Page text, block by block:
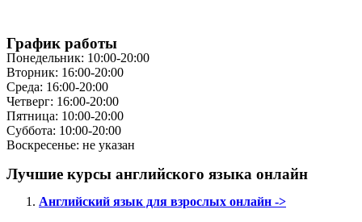
График работы
Понедельник: 10:00-20:00
Вторник: 16:00-20:00
Среда: 16:00-20:00
Четверг: 16:00-20:00
Пятница: 10:00-20:00
Суббота: 10:00-20:00
Воскресенье: не указан
Лучшие курсы английского языка онлайн
Английский язык для взрослых онлайн ->